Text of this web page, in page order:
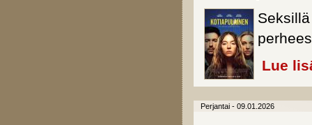
Lue
Perjantai - 09.01.2026